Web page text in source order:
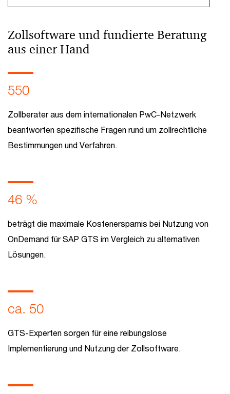
Zollsoftware und fundierte Beratung
aus einer Hand
550
Zollberater aus dem internationalen PwC-Netzwerk
beantworten speziﬁsche Fragen rund um zollrechtliche
Bestimmungen und Verfahren.
46 %
beträgt die maximale Kostenersparnis bei Nutzung von
OnDemand für SAP GTS im Vergleich zu alternativen
Lösungen.
ca. 50
GTS-Experten sorgen für eine reibungslose
Implementierung und Nutzung der Zollsoftware.